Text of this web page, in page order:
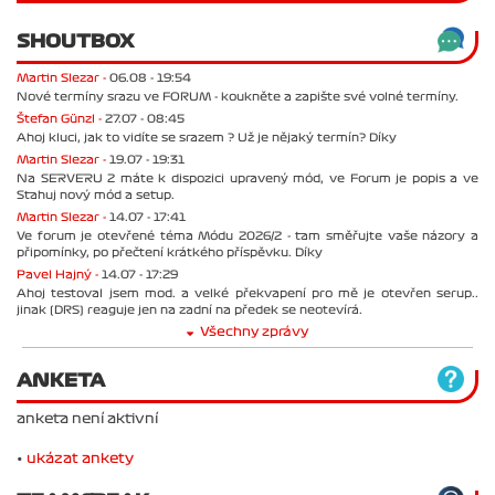
SHOUTBOX
Martin Slezar - 06.08 - 19:54
Nové termíny srazu ve FORUM - koukněte a zapište své volné termíny.
Štefan Günzl - 27.07 - 08:45
Ahoj kluci, jak to vidíte se srazem ? Už je nějaký termín? Díky
Martin Slezar - 19.07 - 19:31
Na SERVERU 2 máte k dispozici upravený mód, ve Forum je popis a ve
Stahuj nový mód a setup.
Martin Slezar - 14.07 - 17:41
Ve forum je otevřené téma Módu 2026/2 - tam směřujte vaše názory a
připomínky, po přečtení krátkého příspěvku. Díky
Pavel Hajný - 14.07 - 17:29
Ahoj testoval jsem mod. a velké překvapení pro mě je otevřen serup..
jinak (DRS) reaguje jen na zadní na předek se neotevírá.
Všechny zprávy
ANKETA
anketa není aktivní
• ukázat ankety